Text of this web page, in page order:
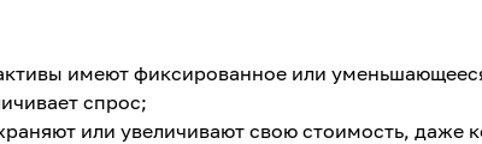
имеют фиксированное или
спрос;
или увеличивают свою стоимость, даже